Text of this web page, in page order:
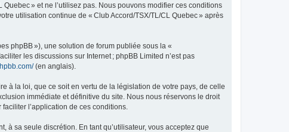
» et ne l’utilisez pas. Nous pouvons modifier ces conditions
utilisation continue de « Club Accord/TSX/TL/CL Quebec » après
phpBB »), une solution de forum publiée sous la «
les discussions sur Internet ; phpBB Limited n’est pas
(en anglais).
à la loi, que ce soit en vertu de la législation de votre pays, de celle
immédiate et définitive du site. Nous nous réservons le droit
l’application de ces conditions.
à sa seule discrétion. En tant qu’utilisateur, vous acceptez que